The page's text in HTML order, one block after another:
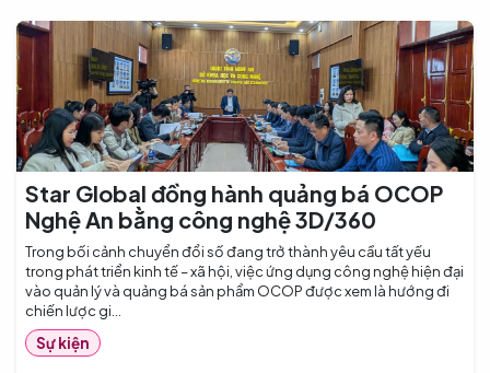
Star Global đồng hành quảng bá OCOP
Nghệ An bằng công nghệ 3D/360
Trong bối cảnh chuyển đổi số đang trở thành yêu cầu tất yếu
trong phát triển kinh tế – xã hội, việc ứng dụng công nghệ hiện đại
vào quản lý và quảng bá sản phẩm OCOP được xem là hướng đi
chiến lược gi...
Sự kiện